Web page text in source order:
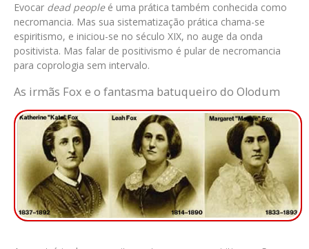
Evocar dead peopleé uma prática também conhecida como
necromancia. Mas sua sistematização prática chama-se
espiritismo, e iniciou-se no século XIX, no auge da onda
positivista. Mas falar de positivismo é pular de necromancia
para coprologia sem intervalo.
As irmãs Fox e o fantasma batuqueiro do Olodum